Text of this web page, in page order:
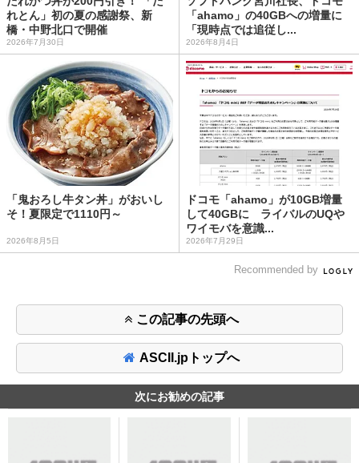
れとん」初の夏の感謝祭、新
橋・中野北口で開催
2026年7月30日
「ahamo」の40GBへの増量に
「現時点では追従し...
2026年8月4日
「鬼おろし牛タン丼」がおいし
そ！夏限定で1110円～
2026年8月5日
ドコモ「ahamo」が10GB増量
して40GBに ライバルのUQや
ワイモバを意識...
2026年7月29日
Recommended by
この記事の先頭へ
ASCII.jpトップへ
次にお勧めの記事